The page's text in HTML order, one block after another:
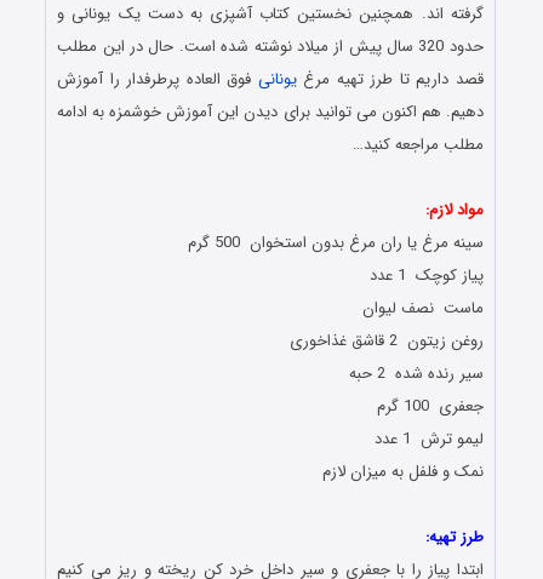
گرفته ‌اند. همچنین نخستین کتاب آشپزی به دست یک یونانی و
حدود 320 سال پیش از میلاد نوشته شده است. حال در این مطلب
قصد داریم تا طرز تهیه مرغیونانی فوق العاده پرطرفدار را آموزش
دهیم. هم اکنون می توانید برای دیدن این آموزش خوشمزه به ادامه
مطلب مراجعه کنید…
مواد لازم:
سینه مرغ یا ران مرغ بدون استخوان 500 گرم
پیاز کوچک 1 عدد
ماست نصف لیوان
روغن زیتون 2 قاشق غذاخوری
سیر رنده شده 2 حبه
جعفری 100 گرم
لیمو ترش 1 عدد
نمک و فلفل به میزان لازم
طرز تهیه:
ابتدا پیاز را با جعفری و سیر داخل خرد کن ریخته و ریز می کنیم